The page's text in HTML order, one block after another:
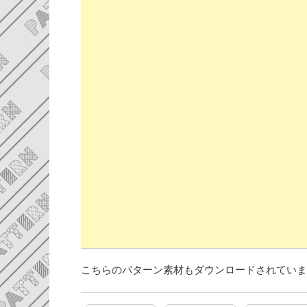
こちらのパターン素材もダウンロードされてい